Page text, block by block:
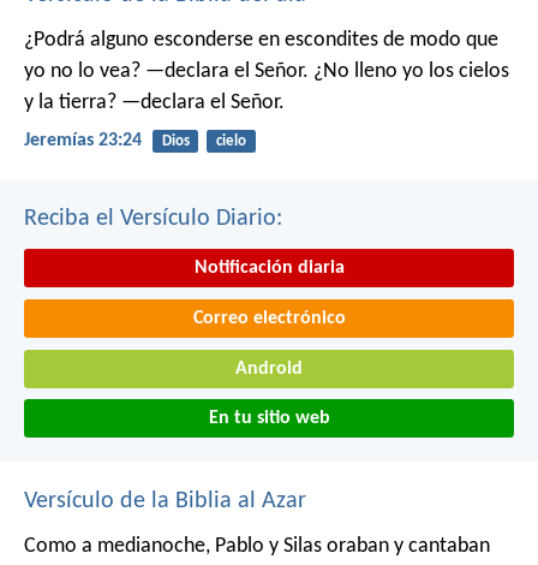
¿Podrá alguno esconderse en escondites de modo que
yo no lo vea? —declara el Señor. ¿No lleno yo los cielos
y la tierra? —declara el Señor.
Jeremías 23:24 Dios cielo
Reciba el Versículo Diario:
Notificación diaria
Correo electrónico
Android
En tu sitio web
Versículo de la Biblia al Azar
Como a medianoche, Pablo y Silas oraban y cantaban